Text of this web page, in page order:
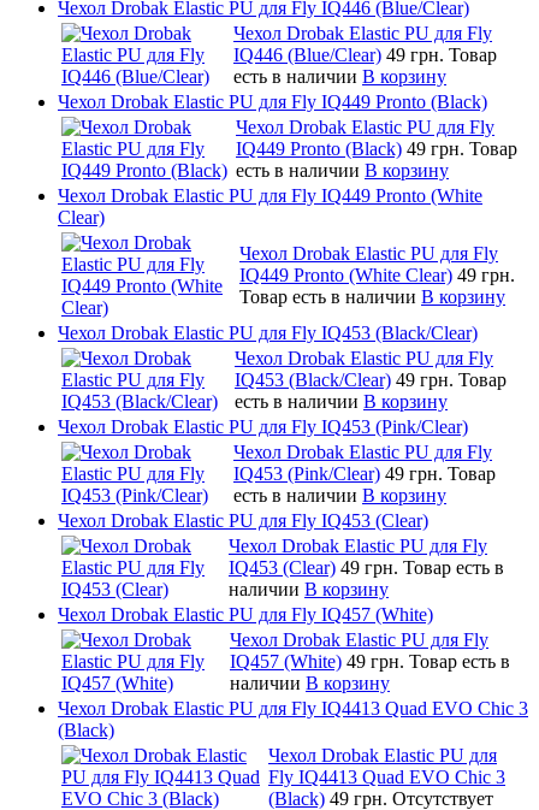
Чехол Drobak Elastic PU для Fly IQ446 (Blue/Сlear)
Чехол Drobak Elastic PU для Fly
IQ446 (Blue/Сlear) 49 грн. Товар
есть в наличии В корзину
Чехол Drobak Elastic PU для Fly IQ449 Pronto (Black)
Чехол Drobak Elastic PU для Fly
IQ449 Pronto (Black) 49 грн. Товар
есть в наличии В корзину
Чехол Drobak Elastic PU для Fly IQ449 Pronto (White
Clear)
Чехол Drobak Elastic PU для Fly
IQ449 Pronto (White Clear) 49 грн.
Товар есть в наличии В корзину
Чехол Drobak Elastic PU для Fly IQ453 (Black/Clear)
Чехол Drobak Elastic PU для Fly
IQ453 (Black/Clear) 49 грн. Товар
есть в наличии В корзину
Чехол Drobak Elastic PU для Fly IQ453 (Pink/Clear)
Чехол Drobak Elastic PU для Fly
IQ453 (Pink/Clear) 49 грн. Товар
есть в наличии В корзину
Чехол Drobak Elastic PU для Fly IQ453 (Clear)
Чехол Drobak Elastic PU для Fly
IQ453 (Clear) 49 грн. Товар есть в
наличии В корзину
Чехол Drobak Elastic PU для Fly IQ457 (White)
Чехол Drobak Elastic PU для Fly
IQ457 (White) 49 грн. Товар есть в
наличии В корзину
Чехол Drobak Elastic PU для Fly IQ4413 Quad EVO Chic 3
(Black)
Чехол Drobak Elastic PU для
Fly IQ4413 Quad EVO Chic 3
(Black) 49 грн. Отсутствует